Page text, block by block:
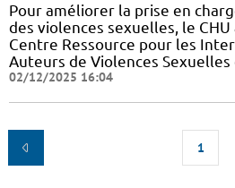
Pour améliorer la prise en
des violences sexuelles, le CHU
Centre Ressource pour les
Auteurs de Violences Sexuelles
02/12/2025 16:04
1